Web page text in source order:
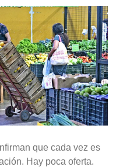
que cada vez es
Hay poca oferta.